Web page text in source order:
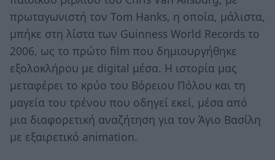
πρωταγωνιστή τον Tom Hanks, η οποία, μάλιστα,
μπήκε στη λίστα των Guinness World Records το
2006, ως το πρώτο film που δημιουργήθηκε
εξολοκλήρου με digital μέσα. Η ιστορία μας
μεταφέρει το κρύο του Βόρειου Πόλου και τη
μαγεία του τρένου που οδηγεί εκεί, μέσα από
μια διαφορετική αναζήτηση για τον Άγιο Βασίλη
με εξαιρετικό animation.